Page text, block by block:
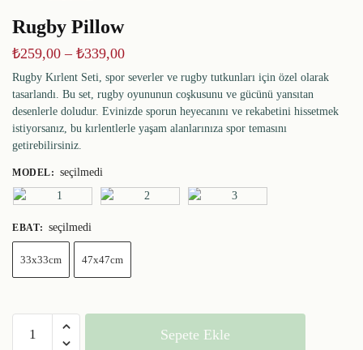
Rugby Pillow
₺259,00 – ₺339,00
Rugby Kırlent Seti, spor severler ve rugby tutkunları için özel olarak
tasarlandı. Bu set, rugby oyununun coşkusunu ve gücünü yansıtan
desenlerle doludur. Evinizde sporun heyecanını ve rekabetini hissetmek
istiyorsanız, bu kırlentlerle yaşam alanlarınıza spor temasını
getirebilirsiniz.
MODEL: seçilmedi
EBAT: seçilmedi
33x33cm 47x47cm
Sepete Ekle